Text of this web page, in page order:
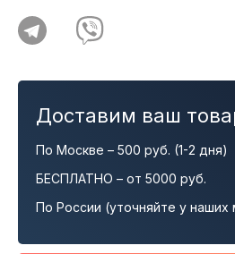
Доставим ваш
По Москве – 500 руб. (1-2 дня)
БЕСПЛАТНО – от 5000 руб.
По России (уточняйте у